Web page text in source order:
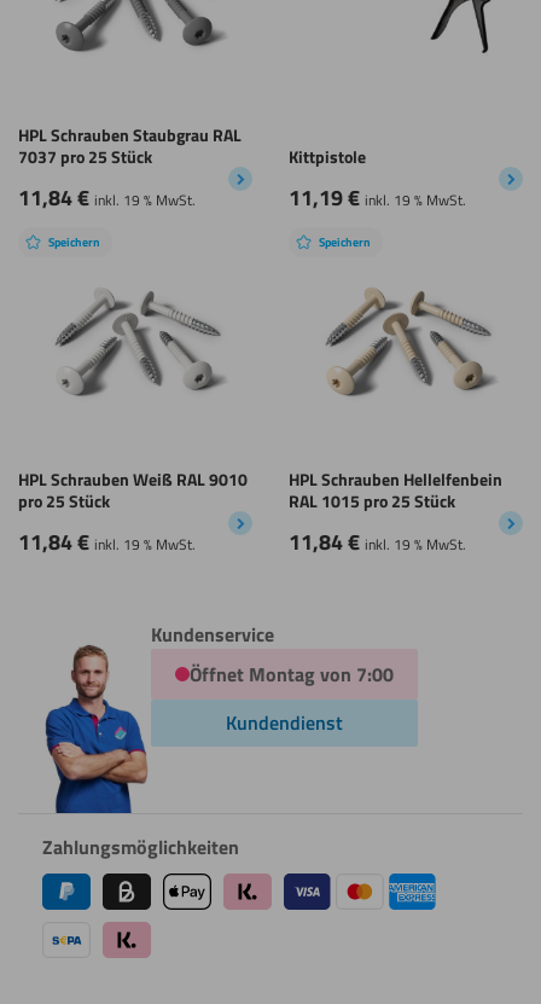
HPL Schrauben Staubgrau RAL
7037 pro 25 Stück
11,84€ inkl. 19 % MwSt.
Kittpistole
11,19€ inkl. 19 % MwSt.
Speichern
HPL Schrauben Weiß RAL 9010
pro 25 Stück
11,84€ inkl. 19 % MwSt.
Speichern
HPL Schrauben Hellelfenbein
RAL 1015 pro 25 Stück
11,84€ inkl. 19 % MwSt.
Kundenservice
Öffnet Montag von 7:00
Kundendienst
Zahlungsmöglichkeiten